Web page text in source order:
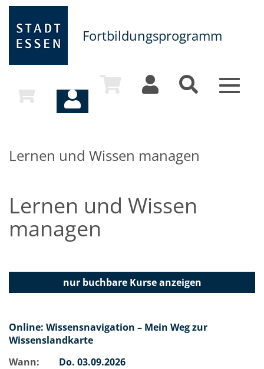
Fortbildungsprogramm
Toggle
Lernen und Wissen managen
Lernen und Wissen
managen
nur buchbareKurse anzeigen
Online: Wissensnavigation – Mein Weg zur
Wissenslandkarte
Wann:
Do. 03.09.2026